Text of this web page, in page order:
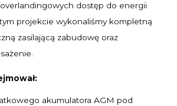
dostęp do energii
projekcie wykonaliśmy kompletną
zasilającą zabudowę oraz
akumulatora AGM pod